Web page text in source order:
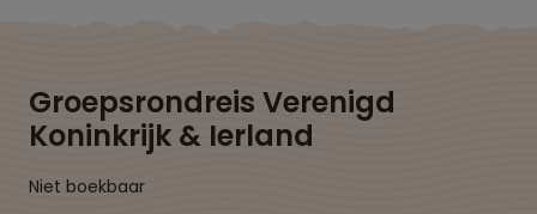
Groepsrondreis Verenigd
Koninkrijk & Ierland
Niet boekbaar